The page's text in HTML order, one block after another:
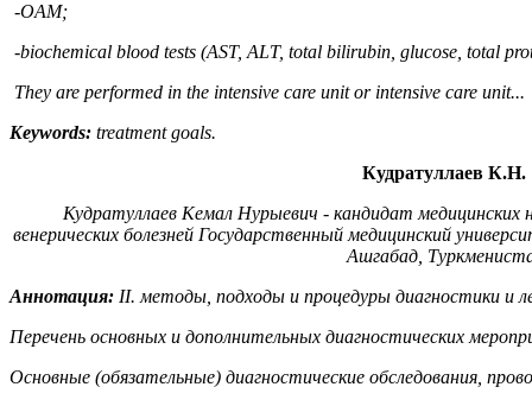
-OAM;
-biochemical blood tests (AST, ALT, total bilirubin, glucose, total
They are performed in the intensive care unit or intensive care unit...
Keywords: treatment goals.
Кудратуллаев К.Н.
Кудратуллаев Кемал Нурыевич - кандидат
венерических болезней Государственный медицинский
Ашгабад,
Аннотация: II. методы, подходы и процедуры диагностики и
Перечень основных и дополнительных диагностических
Основные (обязательные) диагностические обследования,